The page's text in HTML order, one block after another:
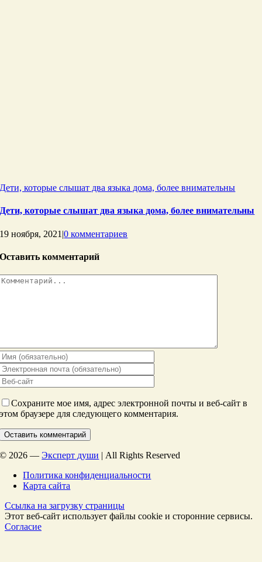
Дети, которые слышат два языка дома, более внимательны
Дети, которые слышат два языка дома, более внимательны
19 ноября, 2021 |0 комментариев
Оставить комментарий
Сохраните мое имя, адрес электронной почты и веб-сайт в
этом браузере для следующего комментария.
© 2026 —Эксперт души | All Rights Reserved
Политика конфиденциальности
Карта сайта
Ссылка на загрузку страницы
Этот веб-сайт использует файлы cookie и сторонние сервисы.
Согласие